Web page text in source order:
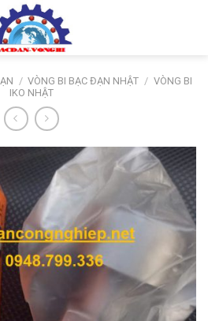
/ VÒNG BI BẠC ĐẠN NHẬT / VÒNG BI
IKO NHẬT